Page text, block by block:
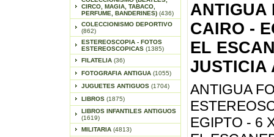
CIRCO, MAGIA, TABACO,
PERFUME, BANDERINES) (436)
COLECCIONISMO DEPORTIVO
(862)
ESTEREOSCOPIA - FOTOS
ESTEREOSCOPICAS (1385)
FILATELIA (36)
FOTOGRAFIA ANTIGUA (1055)
JUGUETES ANTIGUOS (1704)
LIBROS (1875)
LIBROS INFANTILES ANTIGUOS
(1619)
MILITARIA (4813)
ANTIGUA
CAIRO -
EL
JUSTICIA
ANTIGUA
EGIPTO - 6